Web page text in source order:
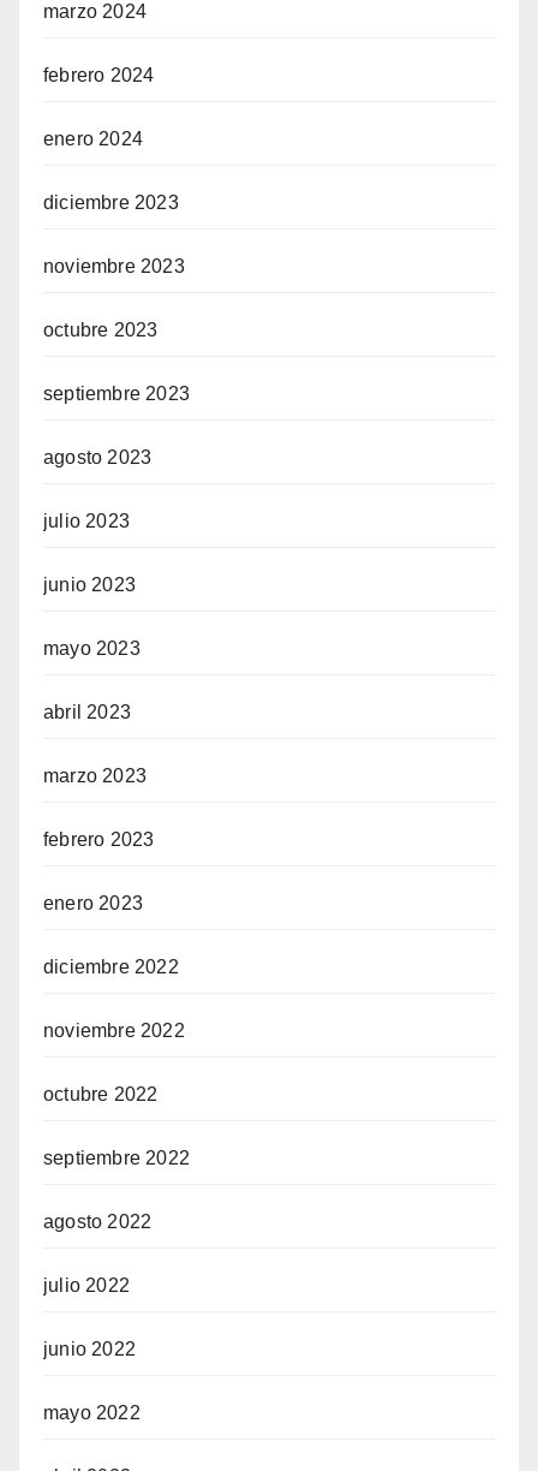
marzo 2024
febrero 2024
enero 2024
diciembre 2023
noviembre 2023
octubre 2023
septiembre 2023
agosto 2023
julio 2023
junio 2023
mayo 2023
abril 2023
marzo 2023
febrero 2023
enero 2023
diciembre 2022
noviembre 2022
octubre 2022
septiembre 2022
agosto 2022
julio 2022
junio 2022
mayo 2022